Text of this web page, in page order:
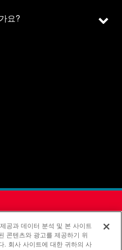
요?
공과 데이터 분석 및 본 사이트
콘텐츠와 광고를 제공하기 위
. 회사 사이트에 대한 귀하의 사